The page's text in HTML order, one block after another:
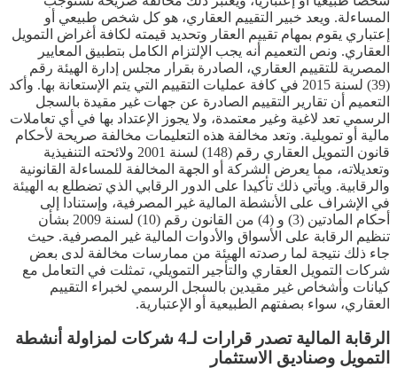
المساءلة. ويعد خبير التقييم العقاري، هو كل شخص طبيعي أو
إعتباري يقوم بمهام تقييم العقار وتحديد قيمته لكافة أغراض التمويل
العقاري. ونص التعميم أنه يجب الإلتزام الكامل بتطبيق المعايير
المصرية للتقييم العقاري، الصادرة بقرار مجلس إدارة الهيئة رقم
(39) لسنة 2015 في كافة عمليات التقييم التي يتم الإستعانة بها. وأكد
التعميم أن تقارير التقييم الصادرة عن جهات غير مقيدة بالسجل
الرسمي تعد لاغية وغير معتمدة، ولا يجوز الإعتداد بها في أي تعاملات
مالية أو تمويلية. وتعد مخالفة هذه التعليمات مخالفة صريحة لأحكام
قانون التمويل العقاري رقم (148) لسنة 2001 ولائحته التنفيذية
وتعديلاته، مما يعرض الشركة أو الجهة المخالفة للمساءلة القانونية
والرقابية. ويأتي ذلك تأكيدا على الدور الرقابي الذي تضطلع به الهيئة
في الإشراف على الأنشطة المالية غير المصرفية، وإستنادا إلى
أحكام المادتين (3) و (4) من القانون رقم (10) لسنة 2009 بشأن
تنظيم الرقابة على الأسواق والأدوات المالية غير المصرفية. حيث
جاء ذلك نتيجة لما رصدته الهيئة من ممارسات مخالفة لدى بعض
شركات التمويل العقاري والتأجير التمويلي، تمثلت في التعامل مع
كيانات وأشخاص غير مقيدين بالسجل الرسمي لخبراء التقييم
العقاري، سواء بصفتهم الطبيعية أو الإعتبارية.
الرقابة المالية تصدر قرارات لـ4 شركات لمزاولة أنشطة
التمويل وصناديق الاستثمار